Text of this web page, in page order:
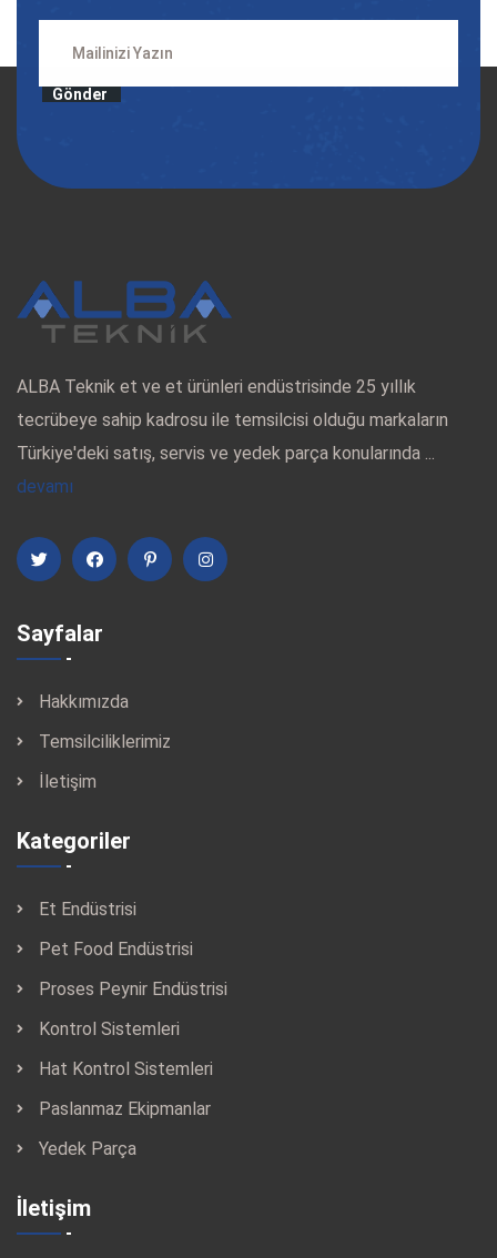
Gönder
ALBA Teknik et ve et ürünleri endüstrisinde 25 yıllık
tecrübeye sahip kadrosu ile temsilcisi olduğu markaların
Türkiye'deki satış, servis ve yedek parça konularında ...
devamı
Sayfalar
Hakkımızda
Temsilciliklerimiz
İletişim
Kategoriler
Et Endüstrisi
Pet Food Endüstrisi
Proses Peynir Endüstrisi
Kontrol Sistemleri
Hat Kontrol Sistemleri
Paslanmaz Ekipmanlar
Yedek Parça
İletişim